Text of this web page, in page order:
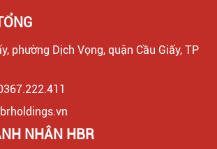
TIKTOK
VẤN GIÁO DỤC (THU NHẬP UPTO
TRƯỞNG NHÓM KINH DOANH/ TƯ
phường Dịch Vọng, quận Cầu Giấy, TP
NHÂN HBR